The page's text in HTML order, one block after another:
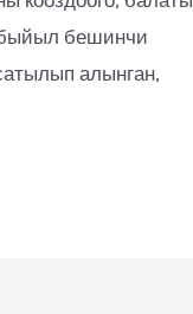
быйыл бешинчи
алынган,